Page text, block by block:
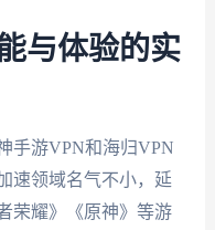
与体验的实
手游VPN和海归VPN
速领域名气不小，延
荣耀》《原神》等游